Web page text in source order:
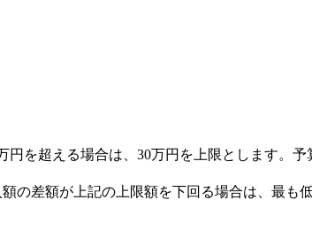
を超える場合は、30万円を上限とします。
の差額が上記の上限額を下回る場合は、最も